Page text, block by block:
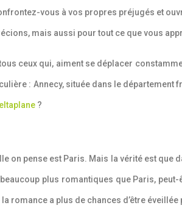
vous à vos propres préjugés et
mais aussi pour tout ce que vous
ceux qui, aiment se déplacer
: Annecy, située dans le
?
pense est Paris. Mais la vérité est que
plus romantiques que Paris,
romance a plus de chances d’être